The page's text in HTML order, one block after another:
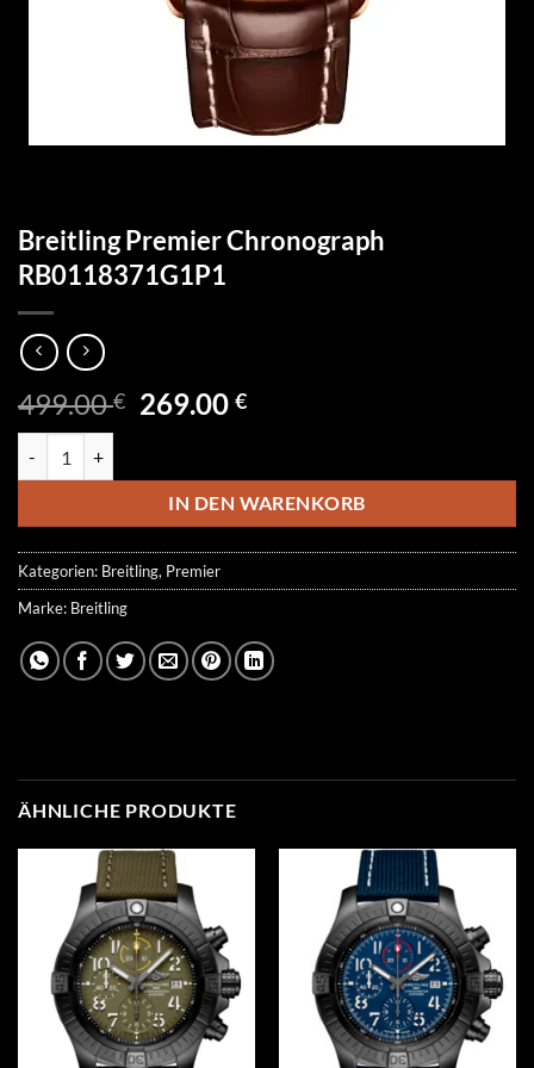
Breitling Premier Chronograph
RB0118371G1P1
499.00€ Ursprünglicher
499.00 €
269.00€Aktueller
269.00 €.
IN DEN WARENKORB
Kategorien: Breitling, Premier
Marke: Breitling
ÄHNLICHE PRODUKTE